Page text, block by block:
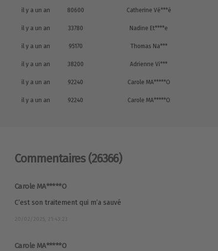
il y a un an 80600 Catherine Vé***é
il y a un an 33780 Nadine Et****e
il y a un an 95170 Thomas Na***
il y a un an 38200 Adrienne Vi***
il y a un an 92240 Carole MA*****O
il y a un an 92240 Carole MA*****O
Commentaires (26366)
Carole MA*****O
C’est son traitement qui m’a sauvé
20/02/2025, 21:43:23
Carole MA*****O